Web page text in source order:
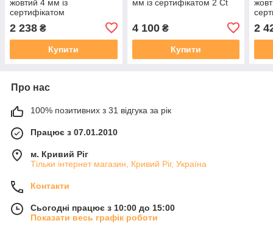
жовтий 4 мм із
сертифікатом
2 238 ₴
Купити
мм із сертифікатом 2 Ct
4 100₴
Купити
2
Про нас
100% позитивних з 31 відгука за рік
Працює з 07.01.2010
м. Кривий Ріг
Тільки інтернет магазин, Кривий Ріг, Україна
Контакти
Сьогодні працює з 10:00 до 15:00
Показати весь графік роботи